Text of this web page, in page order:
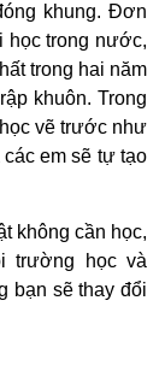
khung. Đơn
học trong nước,
trong hai năm
khuôn. Trong
vẽ trước như
em sẽ tự tạo
không cần học,
trường học và
bạn sẽ thay đổi